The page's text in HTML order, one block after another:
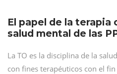
El papel de la terapia
salud mental de las
La TO es la disciplina de la
con fines terapéuticos con el